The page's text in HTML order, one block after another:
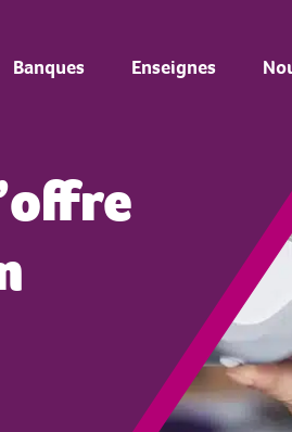
Banques Enseignes